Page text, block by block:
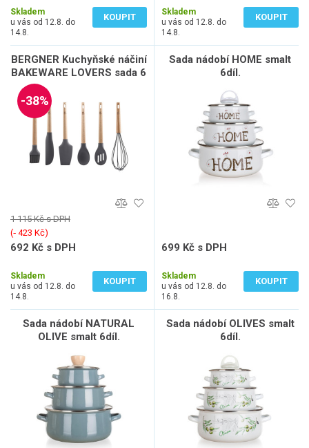
Skladem
u vás od 12.8. do
14.8.
KOUPIT
Skladem
u vás od 12.8. do
14.8.
KOUPIT
BERGNER Kuchyňské náčiní
BAKEWARE LOVERS sada 6
ks BG-41391-CO
-38%
1 115 Kč s DPH
(‐ 423 Kč)
692 Kč s DPH
Skladem
u vás od 12.8. do
14.8.
KOUPIT
Sada nádobí HOME smalt
6díl.
699 Kč s DPH
Skladem
u vás od 12.8. do
16.8.
KOUPIT
Sada nádobí NATURAL
OLIVE smalt 6díl.
Sada nádobí OLIVES smalt
6díl.